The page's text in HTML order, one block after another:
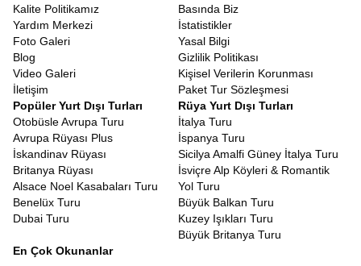
Kalite Politikamız
Yardım Merkezi
Foto Galeri
Blog
Video Galeri
İletişim
Basında Biz
İstatistikler
Yasal Bilgi
Gizlilik Politikası
Kişisel Verilerin Korunması
Paket Tur Sözleşmesi
Popüler Yurt Dışı Turları
Otobüsle Avrupa Turu
Avrupa Rüyası Plus
İskandinav Rüyası
Britanya Rüyası
Alsace Noel Kasabaları Turu
Benelüx Turu
Dubai Turu
Rüya Yurt Dışı Turları
İtalya Turu
İspanya Turu
Sicilya Amalfi Güney İtalya Turu
İsviçre Alp Köyleri & Romantik
Yol Turu
Büyük Balkan Turu
Kuzey Işıkları Turu
Büyük Britanya Turu
En Çok Okunanlar